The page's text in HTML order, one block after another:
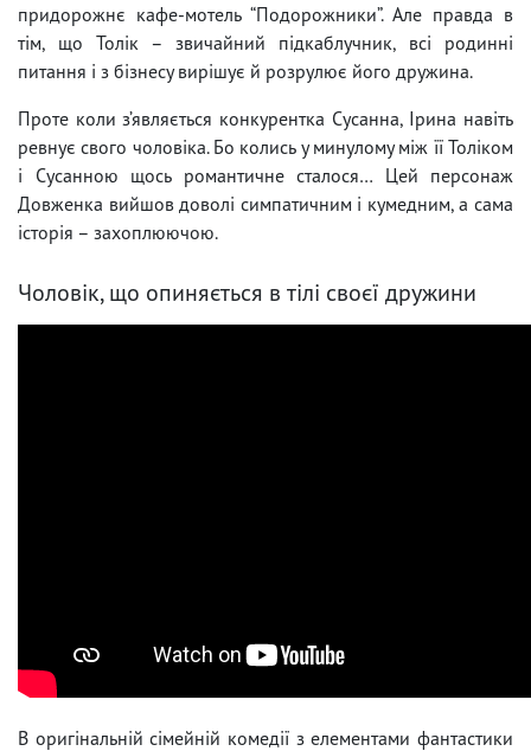
придорожнє кафе-мотель “Подорожники”. Але правда в
тім, що Толік – звичайний підкаблучник, всі родинні
питання і з бізнесу вирішує й розрулює його дружина.
Проте коли з’являється конкурентка Сусанна, Ірина навіть
ревнує свого чоловіка. Бо колись у минулому між її Толіком
і Сусанною щось романтичне сталося… Цей персонаж
Довженка вийшов доволі симпатичним і кумедним, а сама
історія – захоплюючою.
Чоловік, що опиняється в тілі своєї дружини
В оригінальній сімейній комедії з елементами фантастики